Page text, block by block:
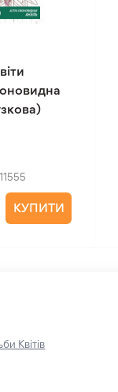
11555
КУПИТИ
Квітів